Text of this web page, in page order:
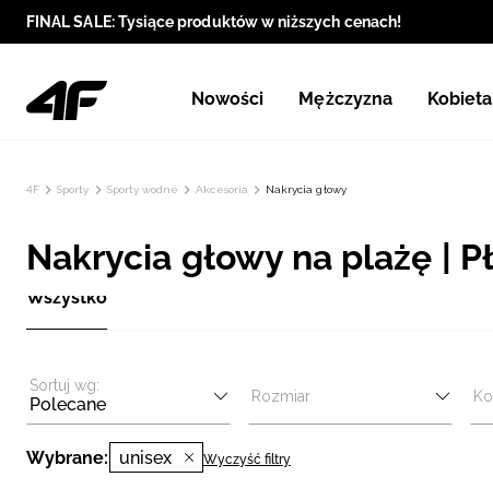
FINAL SALE: Tysiące produktów w niższych cenach!
Nowości Mężczyzna Kobieta
4F Sporty Sporty wodne Akcesoria Nakrycia głowy
Nakrycia głowy na plażę |
Wszystko
Sortuj wg:
Polecane Rozmiar
Wybrane: unisex Wyczyść filtry